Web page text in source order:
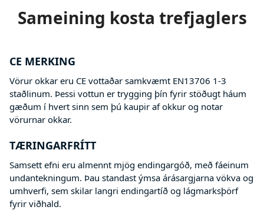
Sameining kosta trefjaglers
CE MERKING
Vörur okkar eru CE vottaðar samkvæmt EN13706 1-3
staðlinum. Þessi vottun er trygging þín fyrir stöðugt háum
gæðum í hvert sinn sem þú kaupir af okkur og notar
vörurnar okkar.
TÆRINGARFRÍTT
Samsett efni eru almennt mjög endingargóð, með fáeinum
undantekningum. Þau standast ýmsa árásargjarna vökva og
umhverfi, sem skilar langri endingartíð og lágmarksþörf
fyrir viðhald.